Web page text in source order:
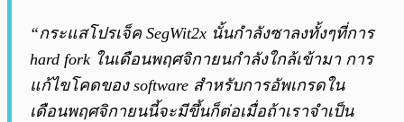
“กระแสโปรเจ็ค SegWit2x นั้นกำลังซาลงทั้งๆที่การ
hard fork ในเดือนพฤศจิกายนกำลังใกล้เข้ามา การ
แก้ไขโคดของ software สำหรับการอัพเกรดใน
เดือนพฤศจิกายนนี้จะมีขึ้นก็ต่อเมื่อถ้าเราจำเป็น